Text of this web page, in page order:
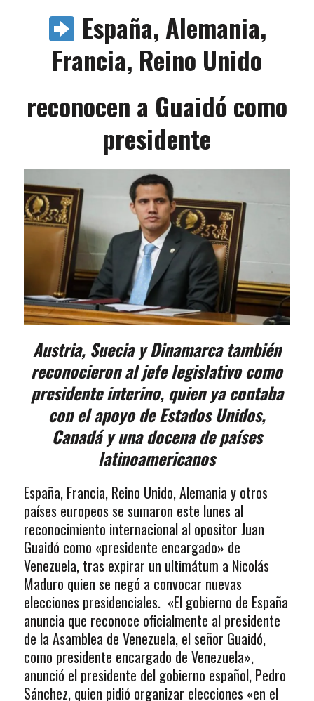
España, Alemania,
Francia, Reino Unido
reconocen a Guaidó como
presidente
Austria, Suecia y Dinamarca también
reconocieron al jefe legislativo como
presidente interino, quien ya contaba
con el apoyo de Estados Unidos,
Canadá y una docena de países
latinoamericanos
España, Francia, Reino Unido, Alemania y otros
países europeos se sumaron este lunes al
reconocimiento internacional al opositor Juan
Guaidó como «presidente encargado» de
Venezuela, tras expirar un ultimátum a Nicolás
Maduro quien se negó a convocar nuevas
elecciones presidenciales. «El gobierno de España
anuncia que reconoce oficialmente al presidente
de la Asamblea de Venezuela, el señor Guaidó,
como presidente encargado de Venezuela»,
anunció el presidente del gobierno español, Pedro
Sánchez, quien pidió organizar elecciones «en el